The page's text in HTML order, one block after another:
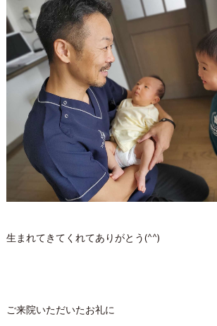
生まれてきてくれてありがとう(^^)
ご来院いただいたお礼に